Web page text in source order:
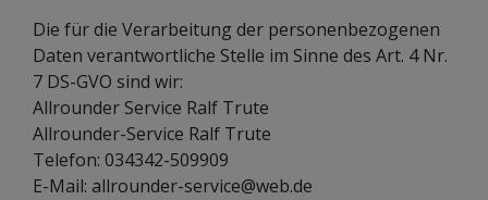
Die für die Verarbeitung der personenbezogenen
Daten verantwortliche Stelle im Sinne des Art. 4 Nr.
7 DS-GVO sind wir:
Allrounder Service Ralf Trute
Allrounder-Service Ralf Trute
Telefon: 034342-509909
E-Mail: allrounder-service@web.de